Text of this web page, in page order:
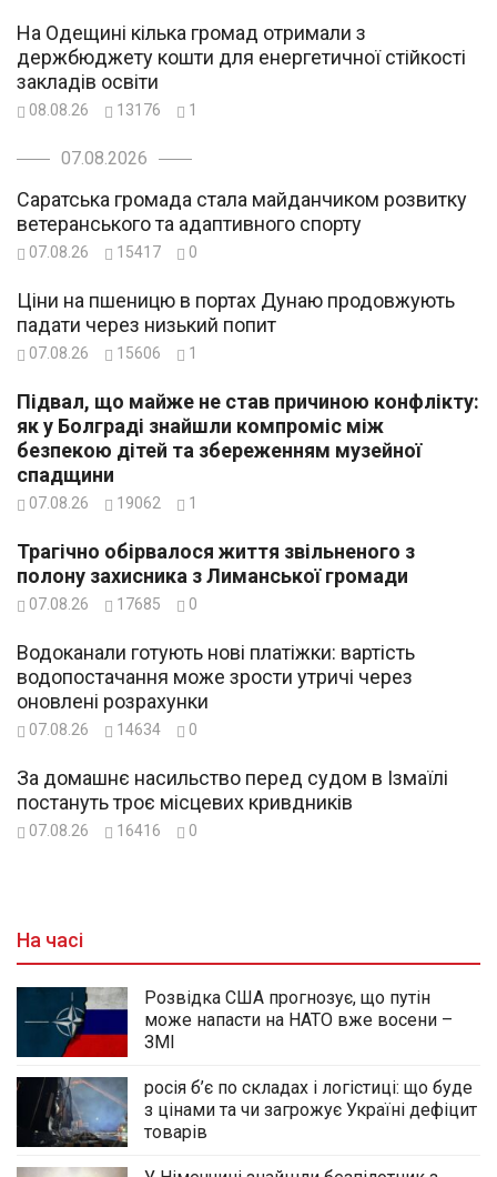
На Одещині кілька громад отримали з
держбюджету кошти для енергетичної стійкості
закладів освіти
08.08.26 13176 1
07.08.2026
Саратська громада стала майданчиком розвитку
ветеранського та адаптивного спорту
07.08.26 15417 0
Ціни на пшеницю в портах Дунаю продовжують
падати через низький попит
07.08.26 15606 1
Підвал, що майже не став причиною конфлікту:
як у Болграді знайшли компроміс між
безпекою дітей та збереженням музейної
спадщини
07.08.26 19062 1
Трагічно обірвалося життя звільненого з
полону захисника з Лиманської громади
07.08.26 17685 0
Водоканали готують нові платіжки: вартість
водопостачання може зрости утричі через
оновлені розрахунки
07.08.26 14634 0
За домашнє насильство перед судом в Ізмаїлі
постануть троє місцевих кривдників
07.08.26 16416 0
На часі
Розвідка США прогнозує, що путін
може напасти на НАТО вже восени –
ЗМІ
росія б’є по складах і логістиці: що буде
з цінами та чи загрожує Україні дефіцит
товарів